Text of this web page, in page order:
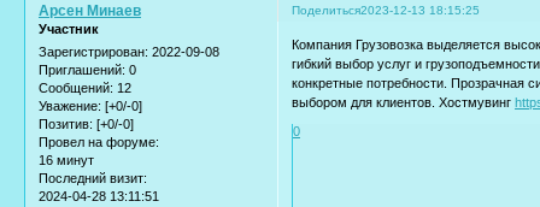
Поделиться2023-12-13 18:15:25
Арсен Минаев
Участник
Зарегистрирован: 2022-09-08
Приглашений: 0
Сообщений: 12
Уважение: [+0/-0]
Позитив: [+0/-0]
Провел на форуме:
16 минут
Последний визит:
2024-04-28 13:11:51
Компания Грузовозка выделяется
гибкий выбор услуг и
конкретные потребности. Прозрачная
выбором для клиентов. Хостмувинг
0